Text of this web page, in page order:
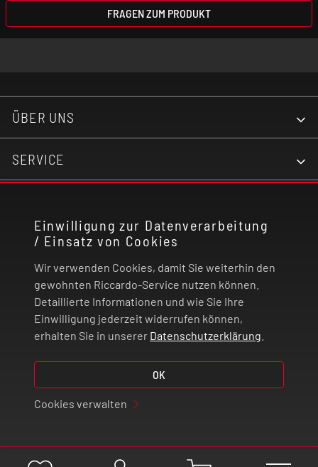
Einwilligung zur Datenverarbeitung
/ Einsatz von Cookies
Wir verwenden Cookies, damit Sie weiterhin den
gewohnten Riccardo-Service nutzen können.
Detaillierte Informationen und wie Sie Ihre
Einwilligung jederzeit widerrufen können,
erhalten Sie in unserer Datenschutzerklärung
OK
Cookies verwalten
FRAGEN ZUM PRODUKT
ÜBER UNS
SERVICE
RECHTLICHES
ZAHLUNG UND VERSAND
VERTRAG WIDERRUFEN
© 2026 | Riccardo Onlinestore GmbH